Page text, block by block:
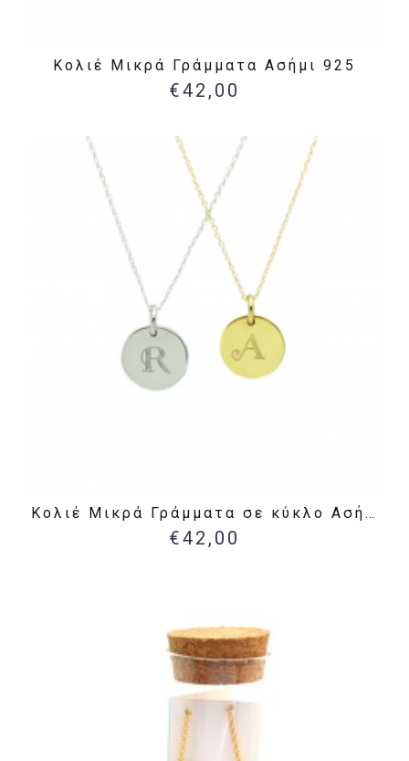
Κολιέ Μικρά Γράμματα Ασήμι 925
€42,00
Κολιέ Μικρά Γράμματα σε κύκλο Ασήμι 925
€42,00